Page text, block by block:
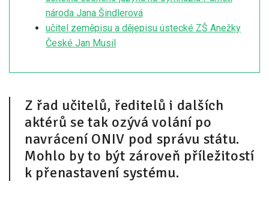
národa Jana Šindlerová
učitel zeměpisu a dějepisu ústecké ZŠ Anežky
České Jan Musil
Z řad učitelů, ředitelů i dalších
aktérů se tak ozývá volání po
navrácení ONIV pod správu státu.
Mohlo by to být zároveň příležitostí
k přenastavení systému.